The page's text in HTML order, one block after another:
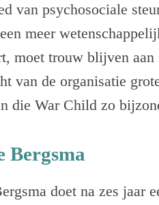
van psychosociale
meer
moet trouw blijven aan
van de organisatie
die War Child zo
Bergsma
doet na zes jaar